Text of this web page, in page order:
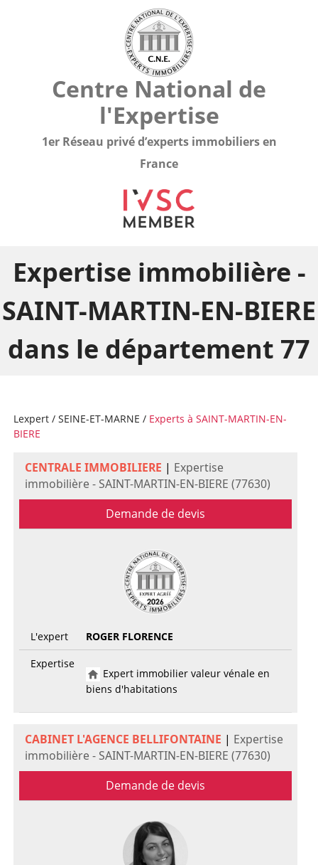
Centre National de
l'Expertise
1er Réseau privé d’experts immobiliers en
France
Expertise immobilière -
SAINT-MARTIN-EN-BIERE
dans le département 77
Lexpert/ SEINE-ET-MARNE / Experts à SAINT-MARTIN-EN-
BIERE
CENTRALE IMMOBILIERE | Expertise
immobilière - SAINT-MARTIN-EN-BIERE (77630)
Demande de devis
L'expert
ROGER FLORENCE
Expertise
Expert immobilier valeur vénale en
biens d'habitations
CABINET L'AGENCE BELLIFONTAINE | Expertise
immobilière - SAINT-MARTIN-EN-BIERE (77630)
Demande de devis